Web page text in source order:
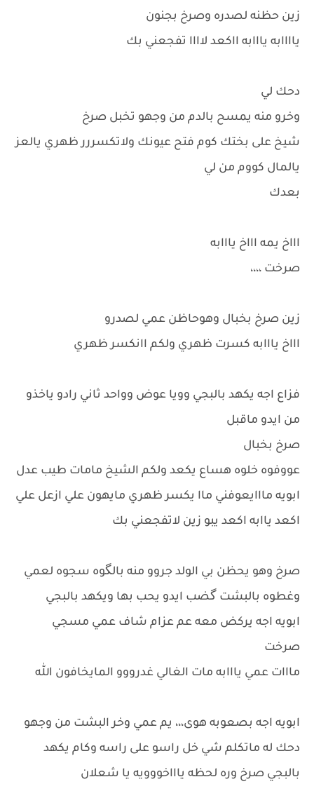
زين حظنه لصدره وصرخ بجنون
ياااابه يااابه ااكعد لاااا تفجعني بك
دحك لي
وخرو منه يمسح بالدم من وجهو تخبل صرخ
شيخ على بختك كوم فتح عيونك ولاتكسررر ظهري يالعز
يالمال كووم من لي
بعدك
اااخ يمه اااخ يااابه
صرخت ،،،،
زين صرخ بخبال وهوحاظن عمي لصدرو
اااخ يااابه كسرت ظهري ولكم اانكسر ظهري
فزاع اجه يكهد بالبجي وويا عوض وواحد ثاني رادو ياخذو
من ايدو ماقبل
صرخ بخبال
عووفوه خلوه هساع يكعد ولكم الشيخ مامات طيب عدل
ابويه مااايعوفني ماا يكسر ظهري مايهون علي ازعل علي
اكعد ياابه اكعد يبو زين لاتفجعني بك
صرخ وهو يحظن بي الولد جروو منه بالگوه سجوه لعمي
وغطوه بالبشت گضب ايدو يحب بها ويكهد بالبجي
ابويه اجه يركض معه عم عزام شاف عمي مسجي
صرخت
مااات عمي يااابه مات الغالي غدرووو المايخافون الله
ابويه اجه بصعوبه هوى،،، يم عمي وخر البشت من وجهو
دحك له ماتكلم شي خل راسو على راسه وكام يكهد
بالبجي صرخ وره لحظه ياااخووويه يا شعلان